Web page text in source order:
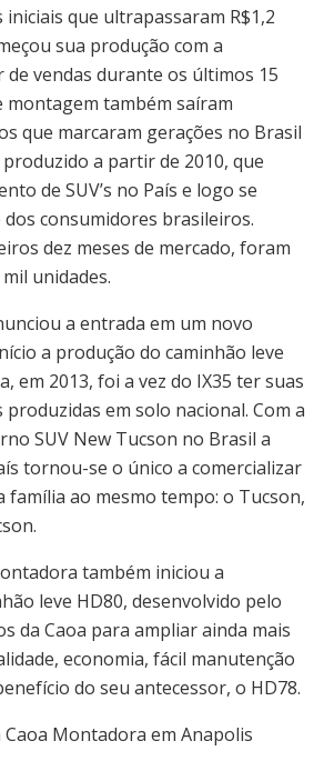
que ultrapassaram R$1,2
sua produção com a
de vendas durante os últimos 15
montagem também saíram
que marcaram gerações no Brasil
a partir de 2010, que
de SUV’s no País e logo se
consumidores brasileiros.
dez meses de mercado, foram
unidades.
a entrada em um novo
a produção do caminhão leve
em 2013, foi a vez do IX35 ter suas
em solo nacional. Com a
SUV New Tucson no Brasil a
tornou-se o único a comercializar
família ao mesmo tempo: o Tucson,
também iniciou a
leve HD80, desenvolvido pelo
da Caoa para ampliar ainda mais
economia, fácil manutenção
do seu antecessor, o HD78.